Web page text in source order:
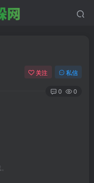
关注 私信
0 0